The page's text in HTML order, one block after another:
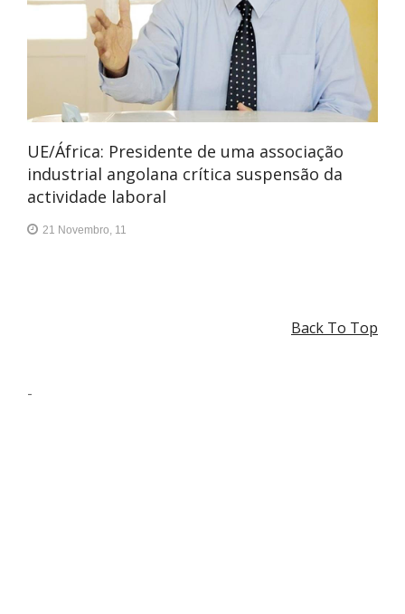
UE/África: Presidente de uma associação
industrial angolana crítica suspensão da
actividade laboral
21 Novembro, 11
Back To Top
-